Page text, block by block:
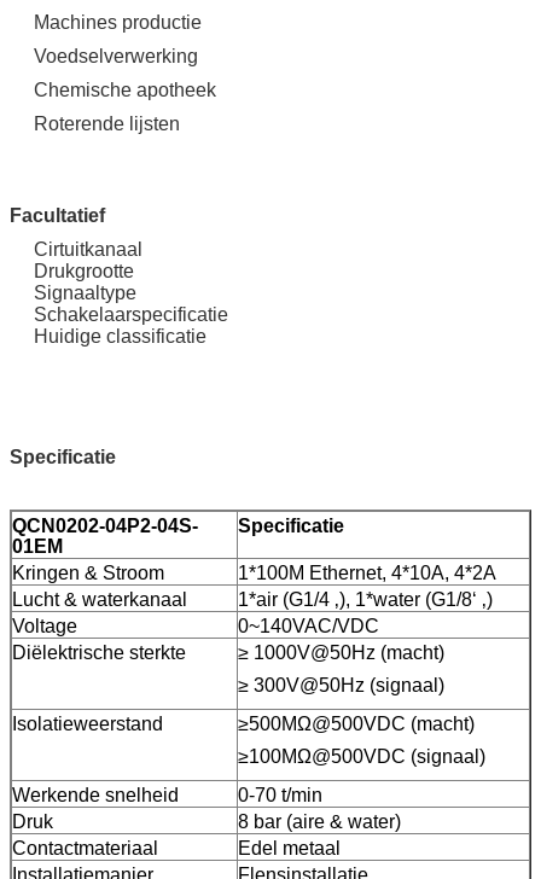
Machines productie
Voedselverwerking
Chemische apotheek
Roterende lijsten
Facultatief
Cirtuitkanaal
Drukgrootte
Signaaltype
Schakelaarspecificatie
Huidige classificatie
Specificatie
QCN0202-04P2-04S-
01EM
Specificatie
Kringen & Stroom
1*100M Ethernet, 4*10A, 4*2A
Lucht & waterkanaal
1*air (G1/4 ‚), 1*water (G1/8‘ ‚)
Voltage
0~140VAC/VDC
Diëlektrische sterkte
≥ 1000V@50Hz (macht)
≥ 300V@50Hz (signaal)
Isolatieweerstand
≥500MΩ@500VDC (macht)
≥100MΩ@500VDC (signaal)
Werkende snelheid
0-70 t/min
Druk
8 bar (aire & water)
Contactmateriaal
Edel metaal
Installatiemanier
Flensinstallatie